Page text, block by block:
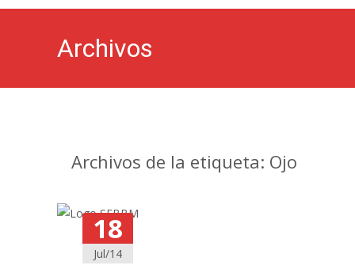
Archivos
Archivos de la etiqueta: Ojo
18
Jul/14